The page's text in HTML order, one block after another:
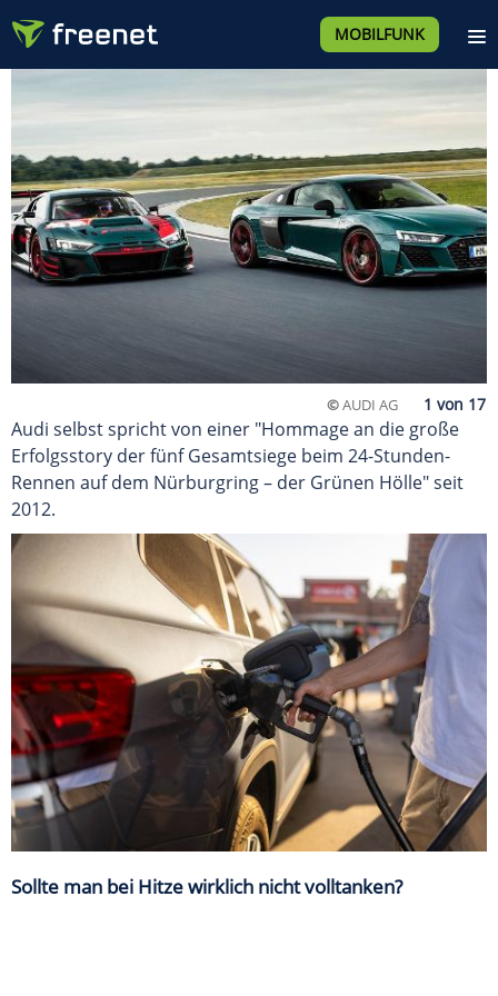
MOBILFUNK
©AUDI AG
Audi selbst spricht von einer "Hommage an die große
Erfolgsstory der fünf Gesamtsiege beim 24-Stunden-
Rennen auf dem Nürburgring – der Grünen Hölle" seit
2012.
Sollte man bei Hitze wirklich nicht volltanken?